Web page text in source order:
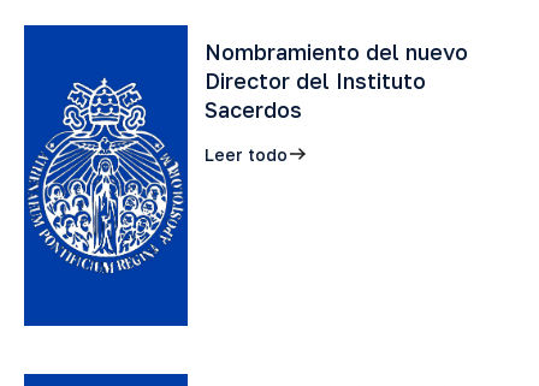
Nombramiento del nuevo
Director del Instituto
Sacerdos
Leer todo